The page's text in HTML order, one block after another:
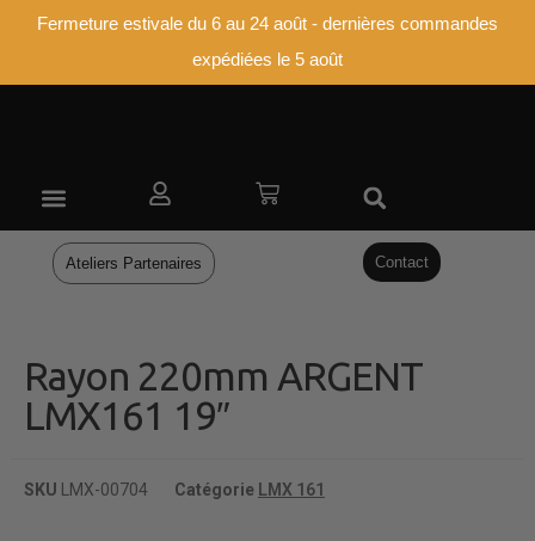
Fermeture estivale du 6 au 24 août - dernières commandes
expédiées le 5 août
Ateliers Partenaires Contact
Rayon 220mm ARGENT
LMX161 19″
SKU LMX-00704 Catégorie LMX 161